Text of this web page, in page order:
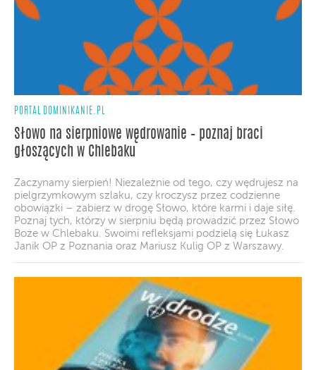
PORTAL DOMINIKANIE.PL
Słowo na sierpniowe wędrowanie – poznaj braci
głoszących w Chlebaku
Zaczynamy sierpień! Niezależnie od tego, czy wędrujesz na
pielgrzymkowym szlaku, czy kroczysz przez codzienne
obowiązki – zabierz w drogę Słowo, które karmi i daje siłę.
Poznaj tych, którzy w sierpniu będą prowadzić przez Słowo
Boże w Chlebaku. Swoimi refleksjami podzielą się Łukasz
Janik OP z Poznania oraz Mariusz Kulig OP z Warszawy.